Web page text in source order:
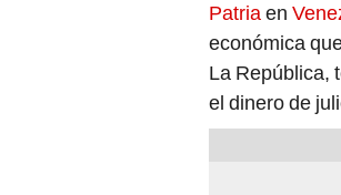
Patriaen
económica
La República,
el dinero de